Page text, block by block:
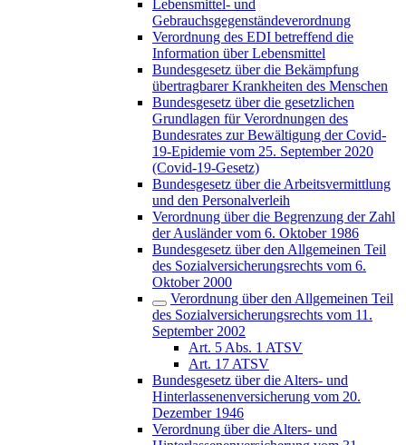
Lebensmittel- und
Gebrauchsgegenständeverordnung
Verordnung des EDI betreffend die
Information über Lebensmittel
Bundesgesetz über die Bekämpfung
übertragbarer Krankheiten des Menschen
Bundesgesetz über die gesetzlichen
Grundlagen für Verordnungen des
Bundesrates zur Bewältigung der Covid-
19-Epidemie vom 25. September 2020
(Covid-19-Gesetz)
Bundesgesetz über die Arbeitsvermittlung
und den Personalverleih
Verordnung über die Begrenzung der Zahl
der Ausländer vom 6. Oktober 1986
Bundesgesetz über den Allgemeinen Teil
des Sozialversicherungsrechts vom 6.
Oktober 2000
Verordnung über den Allgemeinen Teil
des Sozialversicherungsrechts vom 11.
September 2002
Art. 5 Abs. 1 ATSV
Art. 17 ATSV
Bundesgesetz über die Alters- und
Hinterlassenenversicherung vom 20.
Dezember 1946
Verordnung über die Alters- und